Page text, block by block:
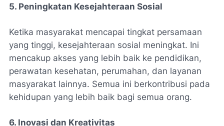
5. Peningkatan Kesejahteraan Sosial
Ketika masyarakat mencapai tingkat persamaan
yang tinggi, kesejahteraan sosial meningkat. Ini
mencakup akses yang lebih baik ke pendidikan,
perawatan kesehatan, perumahan, dan layanan
masyarakat lainnya. Semua ini berkontribusi pada
kehidupan yang lebih baik bagi semua orang.
6. Inovasi dan Kreativitas